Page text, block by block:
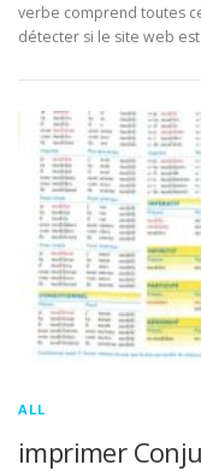
verbe comprend toutes
détecter si le site web
ALL
imprimer